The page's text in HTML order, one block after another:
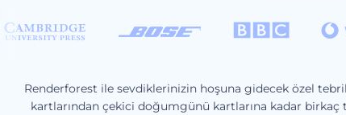
Renderforest ile sevdiklerinizin hoşuna gidecek özel
kartlarından çekici doğumgünü kartlarına kadar birkaç